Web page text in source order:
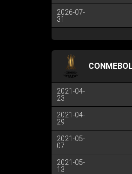
2026-07-
31
2021-04-
23
2021-04-
29
2021-05-
07
2021-05-
13